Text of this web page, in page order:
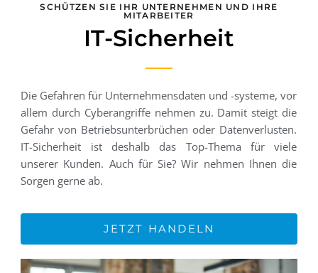
SCHÜTZEN SIE IHR UNTERNEHMEN UND IHRE
MITARBEITER
IT-Sicherheit
Die Gefahren für Unternehmensdaten und -systeme, vor
allem durch Cyberangriffe nehmen zu. Damit steigt die
Gefahr von Betriebsunterbrüchen oder Datenverlusten.
IT-Sicherheit ist deshalb das Top-Thema für viele
unserer Kunden. Auch für Sie? Wir nehmen Ihnen die
Sorgen gerne ab.
JETZT HANDELN